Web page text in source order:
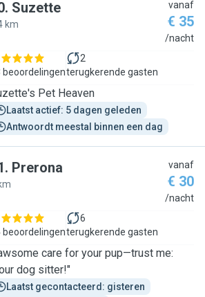
. Suzette
km
vanaf
€ 35
/nacht
beoordelingen
2
terugkerende gasten
Pet Heaven
Laatst actief: 5 dagen geleden
Antwoordt meestal binnen een dag
. Prerona vanaf
€ 30
/nacht
beoordelingen
6
terugkerende gasten
care for your pup—trust me:
dog sitter!"
Laatst gecontacteerd: gisteren